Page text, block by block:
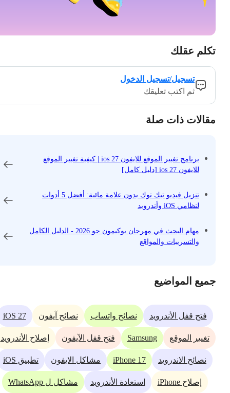
تكلم عقلك
تسجيل/تسجيل الدخول
ثم اكتب تعليقك
مقالات ذات صلة
برنامج تغيير الموقع للايفون ios 27 | كيفية تغيير الموقع
للايفون ios 27 [دليل كامل]
تنزيل فيديو تيك توك بدون علامة مائية: أفضل 5 أدوات
لنظامي iOS وأندرويد
مهام البحث في مهرجان بوكيمون جو 2026 - الدليل الكامل
والتسريبات والمواقع
جميع المواضيع
فتح قفل الأندرويد نصائح واتساب نصائح آيفون iOS 27
تغيير الموقع Samsung فتح قفل الآيفون إصلاح الأندرويد
نصائح الاندرويد iPhone 17 مشاكل الايفون تطبيق iOS
إصلاح iPhone استعادة الأندرويد مشاكل ل WhatsApp